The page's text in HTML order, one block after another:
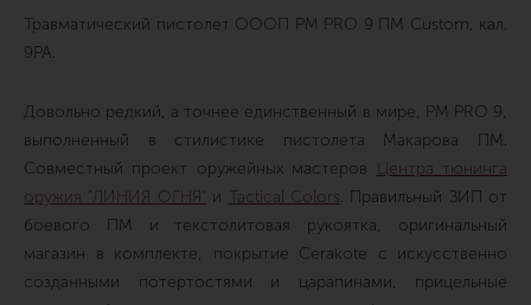
Травматический пистолет ОООП PM PRO 9 ПМ Custom, кал.
9PA.
Довольно редкий, а точнее единственный в мире, PM PRO 9,
выполненный в стилистике пистолета Макарова ПМ.
Совместный проект оружейных мастеров
Центра тюнинга
оружия "ЛИНИЯ ОГНЯ" и Tactical Colors. Правильный ЗИП от
боевого ПМ и текстолитовая рукоятка, оригинальный
магазин в комплекте, покрытие Cerakote с искусственно
созданными потертостями и царапинами, прицельные